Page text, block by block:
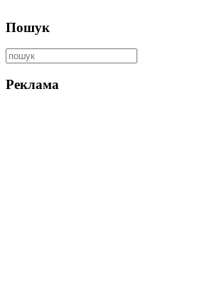
Пошук
Реклама